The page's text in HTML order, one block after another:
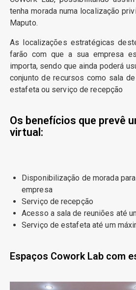
tenha morada numa localização
Maputo.
As localizações estratégicas
farão com que a sua empresa
importa, sendo que ainda poderá
conjunto de recursos como sala
estafeta ou serviço de recepção
Os benefícios que prevê
virtual:
Disponibilização de morada
empresa
Serviço de recepção
Acesso a sala de reuniões até
Serviço de estafeta até um
Espaços Cowork Lab com